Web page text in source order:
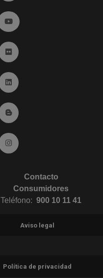
Ir a YouTube (abre en
Ir a Flickr (abre en ventana
Ir a Linkedin (abre en
Ir al Blog (abre en ventana
Ir a Instagram (abre en
Contacto
Consumidores
Teléfono: 900 10 11 41
Aviso legal
Política de privacidad